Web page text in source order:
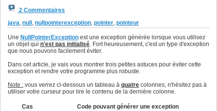
2 Commentaires
java, null, nullpointerexception, pointer, pointeur
Une NullPointerException est une exception générée lorsque vous utilisez
un objet qui n'est pas initialisé. Fort heureusement, c'est un type d'exception
que nous pouvons facilement éviter.
Dans cet article, je vais vous montrer trois petites astuces pour éviter cette
exception et rendre votre programme plus robuste.
Note : vous verrez ci-dessous un tableau à quatre colonnes, n'hésitez pas à
utiliser votre curseur pour lire le contenu de la dernière colonne.
Cas
Code pouvant générer une exception